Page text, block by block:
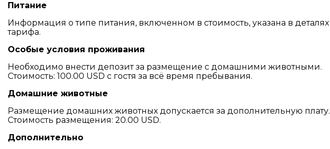
Питание
Информация о типе питания, включенном в стоимость, указана в деталях
тарифа.
Особые условия проживания
Необходимо внести депозит за размещение с домашними животными.
Стоимость: 100.00 USD с гостя за всё время пребывания.
Домашние животные
Размещение домашних животных допускается за дополнительную плату.
Стоимость размещения: 20.00 USD.
Дополнительно